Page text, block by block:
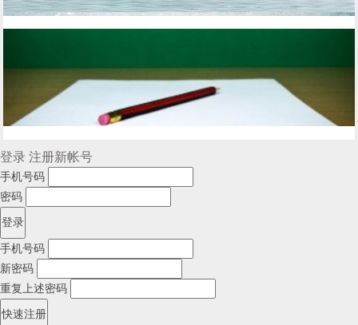
登录 注册新帐号
手机号码
密码
手机号码
新密码
重复上述密码